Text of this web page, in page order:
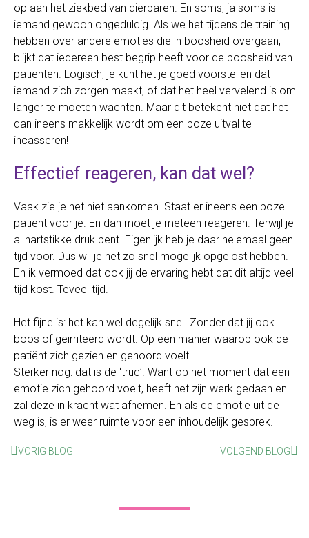
op aan het ziekbed van dierbaren. En soms, ja soms is
iemand gewoon ongeduldig. Als we het tijdens de training
hebben over andere emoties die in boosheid overgaan,
blijkt dat iedereen best begrip heeft voor de boosheid van
patiënten. Logisch, je kunt het je goed voorstellen dat
iemand zich zorgen maakt, of dat het heel vervelend is om
langer te moeten wachten. Maar dit betekent niet dat het
dan ineens makkelijk wordt om een boze uitval te
incasseren!
Effectief reageren, kan dat wel?
Vaak zie je het niet aankomen. Staat er ineens een boze
patiënt voor je. En dan moet je meteen reageren. Terwijl je
al hartstikke druk bent. Eigenlijk heb je daar helemaal geen
tijd voor. Dus wil je het zo snel mogelijk opgelost hebben.
En ik vermoed dat ook jij de ervaring hebt dat dit altijd veel
tijd kost. Teveel tijd.
Het fijne is: het kan wel degelijk snel. Zonder dat jij ook
boos of geïrriteerd wordt. Op een manier waarop ook de
patiënt zich gezien en gehoord voelt.
Sterker nog: dat is de ‘truc’. Want op het moment dat een
emotie zich gehoord voelt, heeft het zijn werk gedaan en
zal deze in kracht wat afnemen. En als de emotie uit de
weg is, is er weer ruimte voor een inhoudelijk gesprek.
VORIG BLOG VOLGEND BLOG